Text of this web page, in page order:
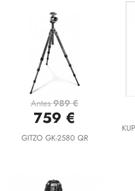
Antes989 €
759 €
GITZO GK-2580 QR